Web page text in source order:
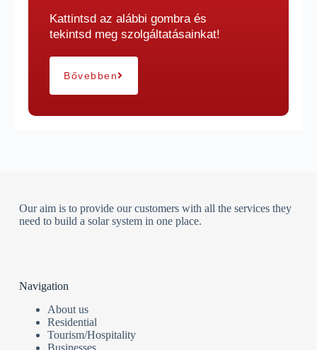
Kattintsd az alábbi gombra és
tekintsd meg szolgáltatásainkat!
Bővebben
Our aim is to provide our customers with all the services they
need to build a solar system in one place.
Navigation
About us
Residential
Tourism/Hospitality